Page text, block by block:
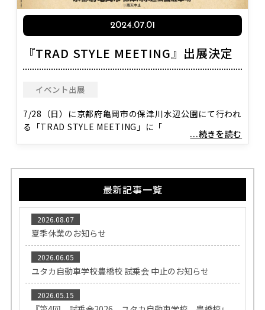
2024.07.01
『TRAD STYLE MEETING』出展決定
イベント出展
7/28（日）に京都府亀岡市の保津川水辺公園にて行われ
る「TRAD STYLE MEETING」に「
...続きを読む
最新記事一覧
2026.08.07
夏季休業のお知らせ
2026.06.05
ユタカ自動車学校豊橋校 試乗会 中止のお知らせ
2026.05.15